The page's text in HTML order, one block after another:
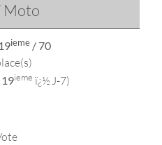
Moto
19ieme / 70
19ieme ï¿½ J-7)